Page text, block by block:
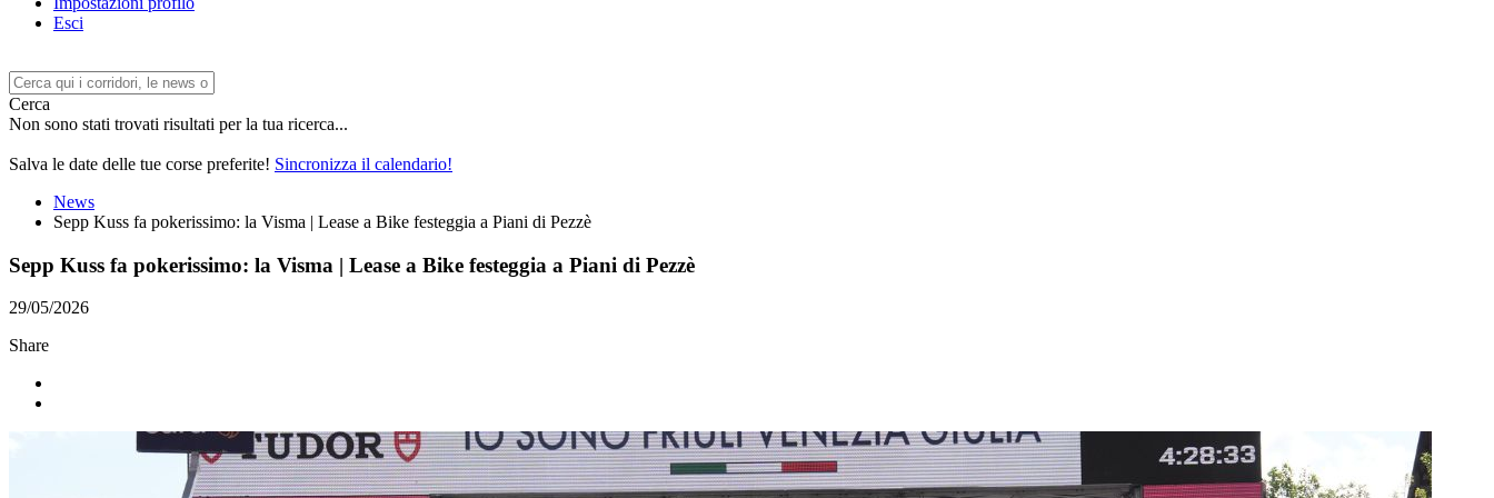
Esci
Cerca
Non sono stati trovati risultati per la tua ricerca...
Salva le date delle tue corse preferite! Sincronizza il calendario!
News
Sepp Kuss fa pokerissimo: la Visma | Lease a Bike festeggia a Piani di Pezzè
Sepp Kuss fa pokerissimo: la Visma | Lease a Bike festeggia a Piani di Pezzè
29/05/2026
Share